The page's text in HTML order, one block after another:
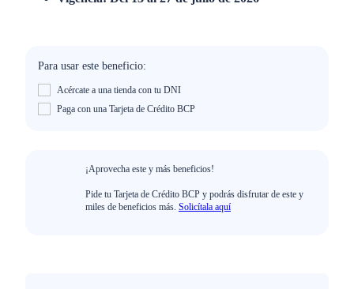
Para usar este beneficio:
Acércate a una tienda con tu DNI
Paga con una Tarjeta de Crédito BCP
¡Aprovecha este y más beneficios!
Pide tu Tarjeta de Crédito BCP y podrás disfrutar de este y
miles de beneficios más. Solicítala aquí